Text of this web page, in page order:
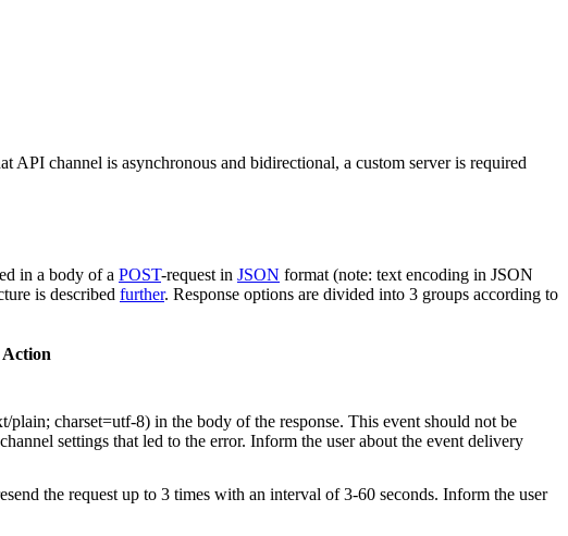
API channel is asynchronous and bidirectional, a custom server is required
in a body of a POST-request in JSON format (note: text encoding in JSON
is described further. Response options are divided into 3 groups according to
Action
charset=utf-8) in the body of the response. This event should not be
settings that led to the error. Inform the user about the event delivery
the request up to 3 times with an interval of 3-60 seconds. Inform the user